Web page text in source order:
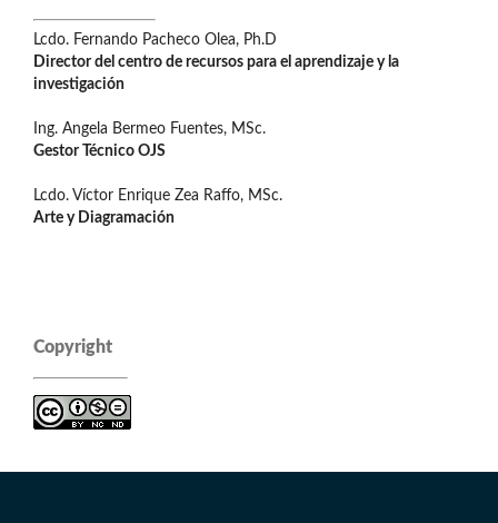
Lcdo. Fernando Pacheco Olea, Ph.D
Director del centro de recursos para el aprendizaje y la
investigación
Ing. Angela Bermeo Fuentes, MSc.
Gestor Técnico OJS
Lcdo. Víctor Enrique Zea Raffo, MSc.
Arte y Diagramación
Copyright